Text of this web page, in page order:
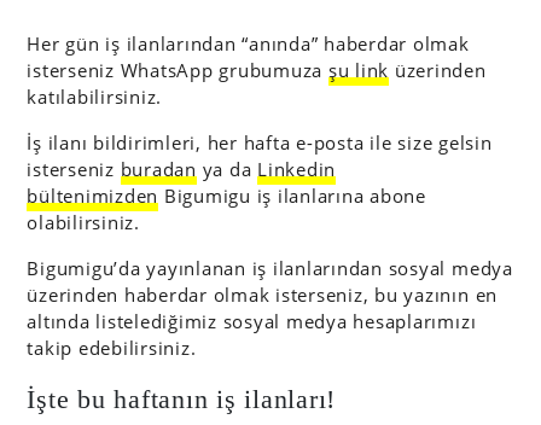
Her gün iş ilanlarından “anında” haberdar olmak
isterseniz WhatsApp grubumuza şu link üzerinden
katılabilirsiniz.
İş ilanı bildirimleri, her hafta e-posta ile size gelsin
isterseniz buradan ya da Linkedin
bültenimizden Bigumigu iş ilanlarına abone
olabilirsiniz.
Bigumigu’da yayınlanan iş ilanlarından sosyal medya
üzerinden haberdar olmak isterseniz, bu yazının en
altında listelediğimiz sosyal medya hesaplarımızı
takip edebilirsiniz.
İşte bu haftanın iş ilanları!